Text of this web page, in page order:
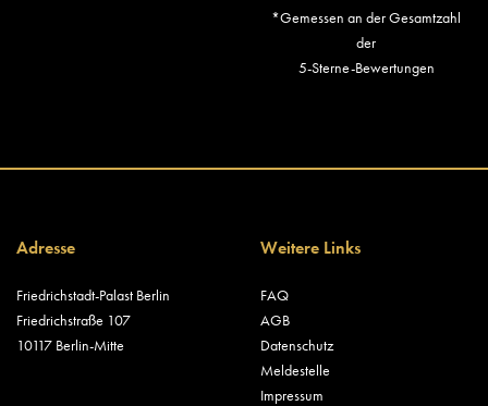
*Gemessen an der Gesamtzahl
der
5-Sterne-Bewertungen
Adresse
Friedrichstadt-Palast Berlin
Friedrichstraße 107
10117 Berlin-Mitte
Weitere Links
FAQ
AGB
Datenschutz
Meldestelle
Impressum